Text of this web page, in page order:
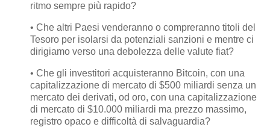
ritmo sempre più rapido?
• Che altri Paesi venderanno o compreranno titoli del
Tesoro per isolarsi da potenziali sanzioni e mentre ci
dirigiamo verso una debolezza delle valute fiat?
• Che gli investitori acquisteranno Bitcoin, con una
capitalizzazione di mercato di $500 miliardi senza un
mercato dei derivati, od oro, con una capitalizzazione
di mercato di $10.000 miliardi ma prezzo massimo,
registro opaco e difficoltà di salvaguardia?